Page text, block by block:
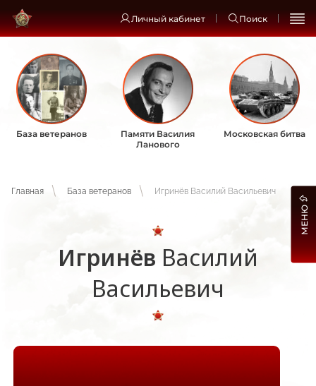
Личный кабинет Поиск
База ветеранов
Памяти Василия
Ланового
Московская битва
Главная База ветеранов Игринёв Василий Васильевич
Игринёв Василий
Васильевич
МЕНЮ